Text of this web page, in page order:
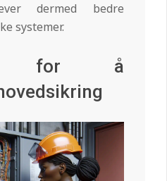
dermed bedre
systemer.
for å